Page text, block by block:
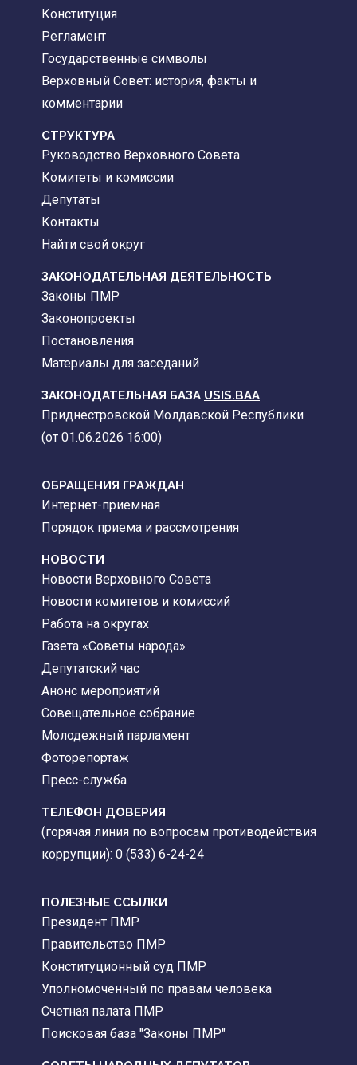
Конституция
Регламент
Государственные символы
Верховный Совет: история, факты и
комментарии
CТРУКТУРА
Руководство Верховного Совета
Комитеты и комиссии
Депутаты
Контакты
Найти свой округ
ЗАКОНОДАТЕЛЬНАЯ ДЕЯТЕЛЬНОСТЬ
Законы ПМР
Законопроекты
Постановления
Материалы для заседаний
ЗАКОНОДАТЕЛЬНАЯ БАЗА USIS.BAA
Приднестровской Молдавской Республики
(от 01.06.2026 16:00)
ОБРАЩЕНИЯ ГРАЖДАН
Интернет-приемная
Порядок приема и рассмотрения
НОВОСТИ
Новости Верховного Совета
Новости комитетов и комиссий
Работа на округах
Газета «Советы народа»
Депутатский час
Анонс мероприятий
Совещательное собрание
Молодежный парламент
Фоторепортаж
Пресс-служба
ТЕЛЕФОН ДОВЕРИЯ
(горячая линия по вопросам противодействия
коррупции): 0 (533) 6-24-24
ПОЛЕЗНЫЕ ССЫЛКИ
Президент ПМР
Правительство ПМР
Конституционный суд ПМР
Уполномоченный по правам человека
Счетная палата ПМР
Поисковая база "Законы ПМР"